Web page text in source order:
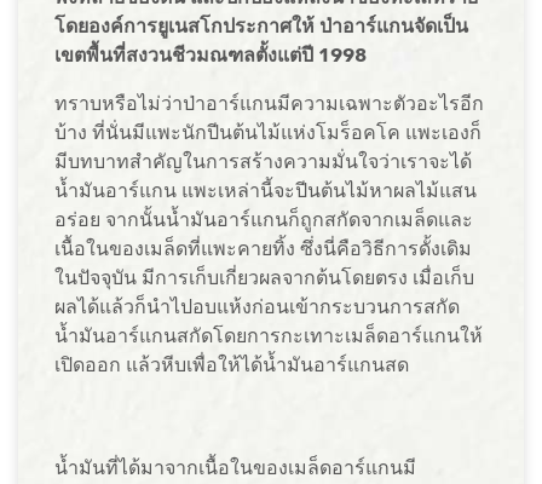
โดยองค์การยูเนสโกประกาศให้ ป่าอาร์แกนจัดเป็น
เขตพื้นที่สงวนชีวมณฑลตั้งแต่ปี 1998
ทราบหรือไม่ว่าป่าอาร์แกนมีความเฉพาะตัวอะไรอีก
บ้าง ที่นั่นมีแพะนักปีนต้นไม้แห่งโมร็อคโค แพะเองก็
มีบทบาทสำคัญในการสร้างความมั่นใจว่าเราจะได้
น้ำมันอาร์แกน แพะเหล่านี้จะปีนต้นไม้หาผลไม้แสน
อร่อย จากนั้นน้ำมันอาร์แกนก็ถูกสกัดจากเมล็ดและ
เนื้อในของเมล็ดที่แพะคายทิ้ง ซึ่งนี่คือวิธีการดั้งเดิม
ในปัจจุบัน มีการเก็บเกี่ยวผลจากต้นโดยตรง เมื่อเก็บ
ผลได้แล้วก็นำไปอบแห้งก่อนเข้ากระบวนการสกัด
น้ำมันอาร์แกนสกัดโดยการกะเทาะเมล็ดอาร์แกนให้
เปิดออก แล้วหีบเพื่อให้ได้น้ำมันอาร์แกนสด
น้ำมันที่ได้มาจากเนื้อในของเมล็ดอาร์แกนมี